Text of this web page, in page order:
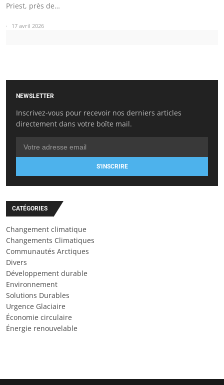
Priest, près de…
17 avril 2026
NEWSLETTER
Inscrivez-vous pour recevoir nos derniers articles
directement dans votre boîte mail.
S'INSCRIRE
CATÉGORIES
Changement climatique
Changements Climatiques
Communautés Arctiques
Divers
Développement durable
Environnement
Solutions Durables
Urgence Glaciaire
Économie circulaire
Énergie renouvelable